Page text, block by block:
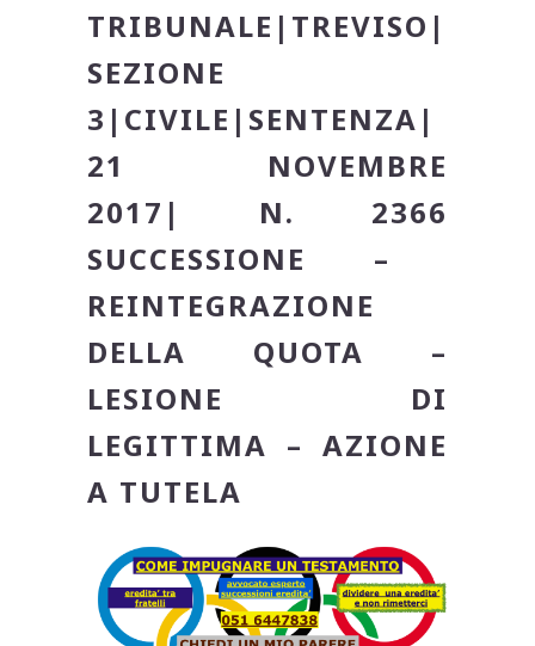
TRIBUNALE |TREVISO|
SEZIONE
3| CIVILE | SENTENZA |
21 NOVEMBRE
2017|
N. 2366
SUCCESSIONE –
REINTEGRAZIONE
DELLA QUOTA –
LESIONE DI
LEGITTIMA – AZIONE
A TUTELA